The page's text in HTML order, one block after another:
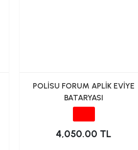
POLİSU FORUM APLİK EVİYE
BATARYASI
4,050.00 TL